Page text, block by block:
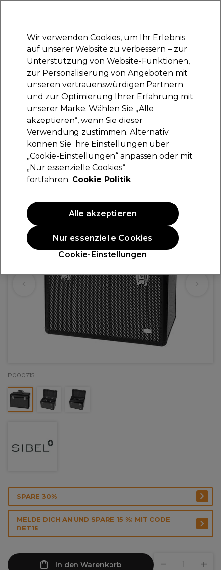
Anmelden
Marken Deals Haare Elektrogeräte Saloneinrichtung
Lieferung und Lieferzeiten
– mehr erfahren
Sibel Vanity Case Large
1
136,35 €194,79 €
P000715
SPARE 30%
MELDE DICH AN UND SPARE 15 %: MIT CODE
RET15
In den Warenkorb
Wir verwenden Cookies, um Ihr Erlebnis
auf unserer Website zu verbessern – zur
Unterstützung von Website-Funktionen,
zur Personalisierung von Angeboten mit
unseren vertrauenswürdigen Partnern
und zur Optimierung Ihrer Erfahrung mit
unserer Marke. Wählen Sie „Alle
akzeptieren“, wenn Sie dieser
Verwendung zustimmen. Alternativ
können Sie Ihre Einstellungen über
„Cookie-Einstellungen“ anpassen oder mit
„Nur essenzielle Cookies“
fortfahren. Cookie Politik
Cookie-Einstellungen
Nur essenzielle Cookies
Alle akzeptieren